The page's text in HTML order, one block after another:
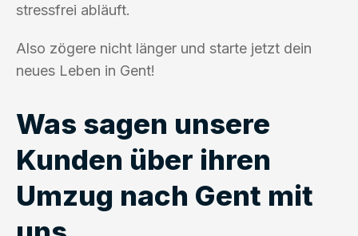
stressfrei abläuft.
Also zögere nicht länger und starte jetzt dein
neues Leben in Gent!
Was sagen unsere
Kunden über ihren
Umzug nach Gent mit